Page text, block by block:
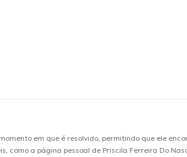
em que é resolvido, permitindo que ele
como a página pessoal de Priscila Ferreira Do